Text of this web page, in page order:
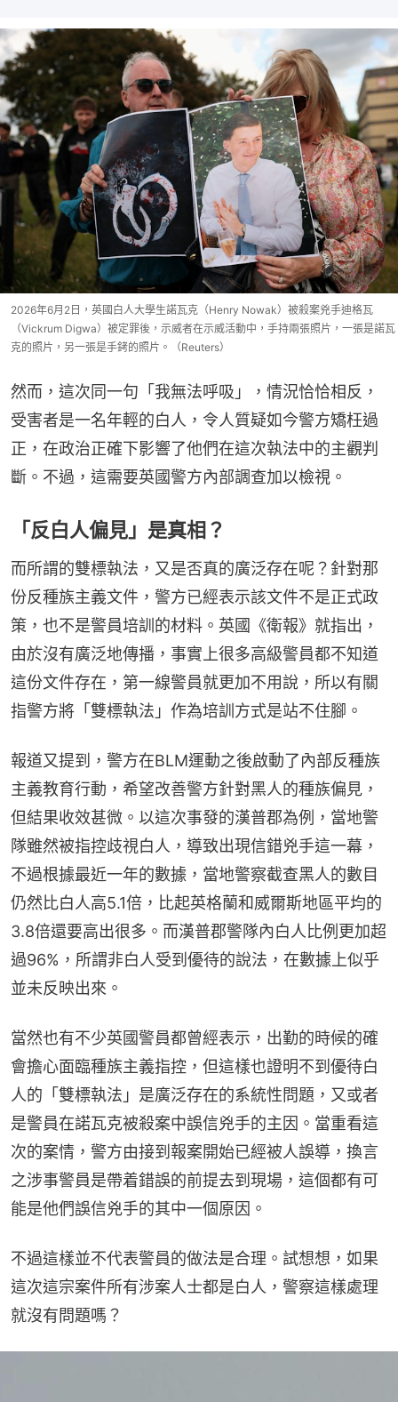
2026年6月2日，英國白人大學生諾瓦克（Henry Nowak）被殺案兇手迪格瓦
（Vickrum Digwa）被定罪後，示威者在示威活動中，手持兩張照片，一張是諾瓦
克的照片，另一張是手銬的照片。（Reuters）
然而，這次同一句「我無法呼吸」，情況恰恰相反，
受害者是一名年輕的白人，令人質疑如今警方矯枉過
正，在政治正確下影響了他們在這次執法中的主觀判
斷。不過，這需要英國警方內部調查加以檢視。
「反白人偏見」是真相？
而所謂的雙標執法，又是否真的廣泛存在呢？針對那
份反種族主義文件，警方已經表示該文件不是正式政
策，也不是警員培訓的材料。英國《衛報》就指出，
由於沒有廣泛地傳播，事實上很多高級警員都不知道
這份文件存在，第一線警員就更加不用說，所以有關
指警方將「雙標執法」作為培訓方式是站不住腳。
報道又提到，警方在BLM運動之後啟動了內部反種族
主義教育行動，希望改善警方針對黑人的種族偏見，
但結果收效甚微。以這次事發的漢普郡為例，當地警
隊雖然被指控歧視白人，導致出現信錯兇手這一幕，
不過根據最近一年的數據，當地警察截查黑人的數目
仍然比白人高5.1倍，比起英格蘭和威爾斯地區平均的
3.8倍還要高出很多。而漢普郡警隊內白人比例更加超
過96%，所謂非白人受到優待的說法，在數據上似乎
並未反映出來。
當然也有不少英國警員都曾經表示，出勤的時候的確
會擔心面臨種族主義指控，但這樣也證明不到優待白
人的「雙標執法」是廣泛存在的系統性問題，又或者
是警員在諾瓦克被殺案中誤信兇手的主因。當重看這
次的案情，警方由接到報案開始已經被人誤導，換言
之涉事警員是帶着錯誤的前提去到現場，這個都有可
能是他們誤信兇手的其中一個原因。
不過這樣並不代表警員的做法是合理。試想想，如果
這次這宗案件所有涉案人士都是白人，警察這樣處理
就沒有問題嗎？